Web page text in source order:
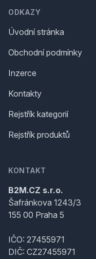
ODKAZY
Úvodní stránka
Obchodní podmínky
Inzerce
Kontakty
Rejstřík kategorií
Rejstřík produktů
KONTAKT
B2M.CZ s.r.o.
Šafránkova 1243/3
155 00 Praha 5
IČO: 27455971
DIČ: CZ27455971